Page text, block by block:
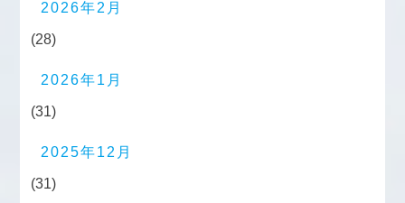
2026年2月
(28)
2026年1月
(31)
2025年12月
(31)